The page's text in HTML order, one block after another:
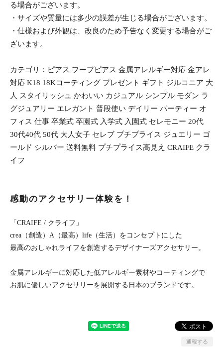
る場合がございます。
・サイズや質量には多少の誤差が生じる場合がございます。
・仕様および外観は、改良のため予告なく変更する場合がご
ざいます。
カテゴリ：ピアス フープピアス 金属アレルギー対応 金アレ
対応 K18 18Kコーティング プレゼント ギフト ジルコニア 大
人 スタイリッシュ かわいい カジュアル シンプル モダン ラ
グジュアリー エレガント 普段使い デイリー パーティー オ
フィス 仕事 卒業式 卒園式 入学式 入園式 セレモニー 20代
30代40代 50代 大人女子 セレブ プチプライス ジュエリー ゴ
ールド シルバー 送料無料 プチプライス高見え CRAIFE クラ
イフ
感動のアクセサリー体験を！
「CRAIFE / クライフ」
crea（創造）A（最高）life（生活）をコンセプトにした
最高のおしゃれライフを創造するデザイナーズアクセサリー。
金属アレルギーに対応した低アレルギー素材やコーティングで
お肌に優しいアクセサリーを展開する日本のブランドです。
通報する